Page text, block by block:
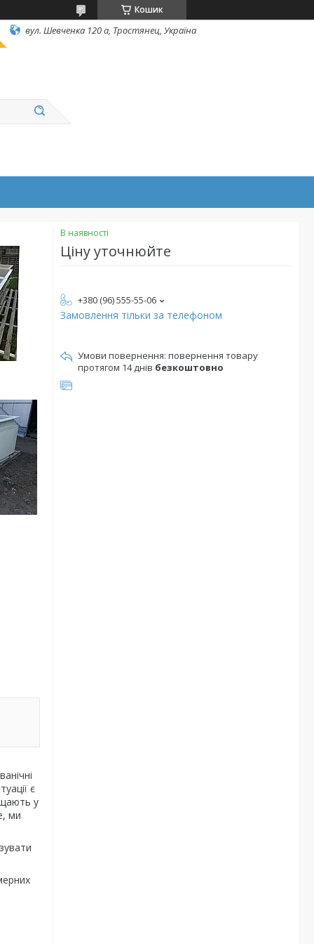
Кошик
вул. Шевченка 120 а, Тростянец, Україна
є
у
ми
В наявності
Ціну уточнюйте
+380 (96) 555-55-06
Замовлення тільки за телефоном
повернення товару
протягом 14 днів безкоштовно